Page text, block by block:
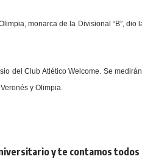
monarca de la Divisional “B”,
del Club Atlético Welcome. Se
y Olimpia.
y te contamos